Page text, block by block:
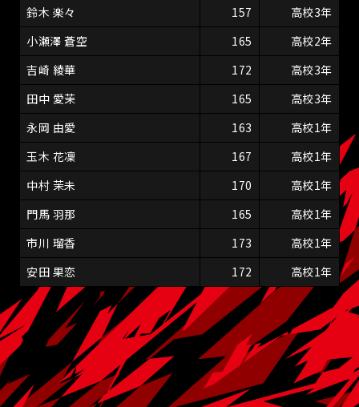
鈴木 楽々
157
高校3年
小瀬澤 蒼空
165
高校2年
吉崎 綾華
172
高校3年
田中 愛茉
165
高校3年
永岡 由愛
163
高校1年
玉木 花凜
167
高校1年
中村 茉未
170
高校1年
門馬 羽那
165
高校1年
市川 瑠香
173
高校1年
安田 果恋
172 高校1年